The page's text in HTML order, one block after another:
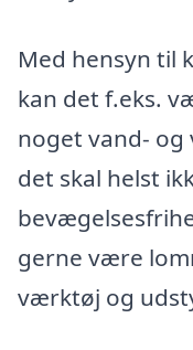
Med hensyn til
kan det f.eks.
noget vand-
det skal helst
gerne være
værktøj og